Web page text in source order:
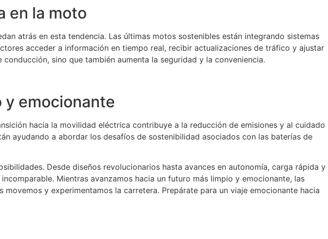
en la moto
atrás en esta tendencia. Las últimas motos sostenibles están integrando sistemas
acceder a información en tiempo real, recibir actualizaciones de tráfico y ajustar
sino que también aumenta la seguridad y la conveniencia.
emocionante
hacia la movilidad eléctrica contribuye a la reducción de emisiones y al cuidado
ayudando a abordar los desafíos de sostenibilidad asociados con las baterías de
Desde diseños revolucionarios hasta avances en autonomía, carga rápida y
Mientras avanzamos hacia un futuro más limpio y emocionante, las
y experimentamos la carretera. Prepárate para un viaje emocionante hacia